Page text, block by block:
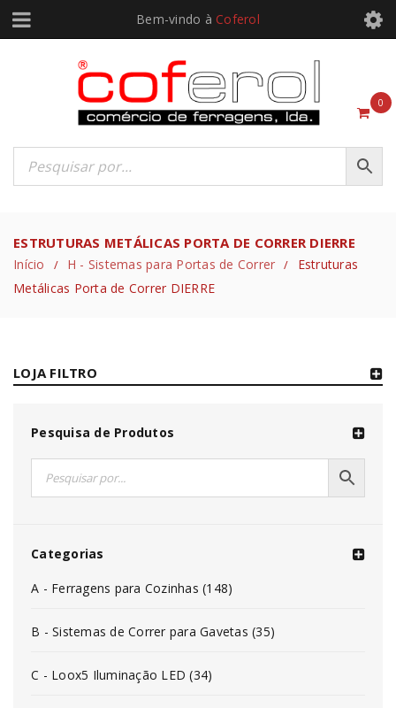
Bem-vindo à Coferol
0
ESTRUTURAS METÁLICAS PORTA DE CORRER DIERRE
Início / H - Sistemas para Portas de Correr /
Estruturas
Metálicas Porta de Correr DIERRE
LOJA FILTRO
Pesquisa de Produtos
Categorias
A - Ferragens para Cozinhas (148)
B - Sistemas de Correr para Gavetas (35)
C - Loox5 Iluminação LED (34)